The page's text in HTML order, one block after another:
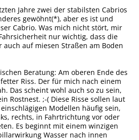
Jahre zwei der stabilsten Cabrios
gewöhnt(*), aber es ist und
Cabrio. Was mich nicht stört, mir
nur wichtig, dass die
auch auf miesen Straßen am Boden
Beratung: Am oberen Ende des
Riss. Der für mich nach einem
Das scheint wohl auch so zu sein,
Rostnest. ;-( Diese Risse sollen laut
Modellen häufig sein,
rechts, in Fahrtrichtung vor oder
Es beginnt mit einem winzigen
Wasser nach innen